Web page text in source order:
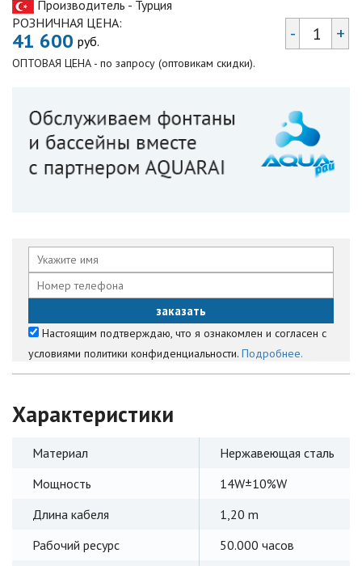
Производитель - Турция
РОЗНИЧНАЯ ЦЕНА:
41 600 руб.
ОПТОВАЯ ЦЕНА - по запросу (оптовикам скидки).
- +
Настоящим подтверждаю, что я ознакомлен и согласен с
условиями политики конфиденциальности. Подробнее.
Характеристики
Материал
Нержавеющая сталь
Мощность
14W±10%W
Длина кабеля
1,20 m
Рабочий ресурс
50.000 часов